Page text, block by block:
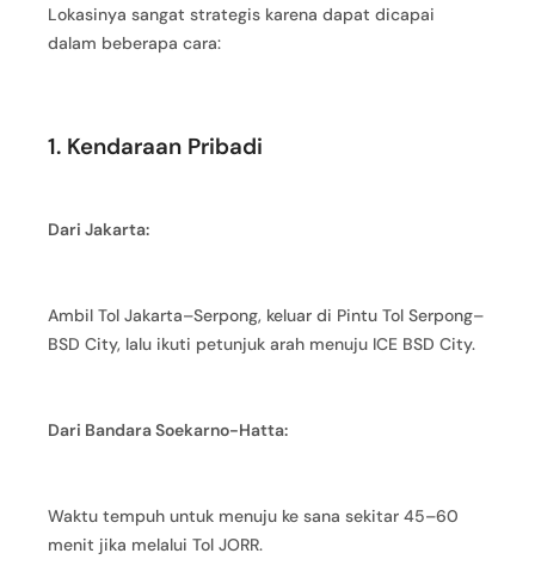
Lokasinya sangat strategis karena dapat dicapai
dalam beberapa cara:
1. Kendaraan Pribadi
Dari Jakarta:
Ambil Tol Jakarta–Serpong, keluar di Pintu Tol Serpong–
BSD City, lalu ikuti petunjuk arah menuju ICE BSD City.
Dari Bandara Soekarno-Hatta:
Waktu tempuh untuk menuju ke sana sekitar 45–60
menit jika melalui Tol JORR.